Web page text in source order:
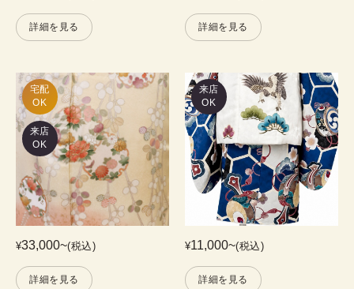
詳細を見る 詳細を見る
宅配
OK
来店
OK
¥33,000~(税込)
詳細を見る
来店
OK
¥11,000~(税込)
詳細を見る